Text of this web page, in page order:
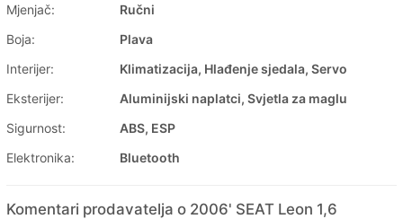
Mjenjač:
Ručni
Boja:
Plava
Interijer:
Klimatizacija, Hlađenje sjedala, Servo
Eksterijer:
Aluminijski naplatci, Svjetla za maglu
Sigurnost:
ABS, ESP
Elektronika:
Bluetooth
Komentari prodavatelja o 2006' SEAT Leon 1,6